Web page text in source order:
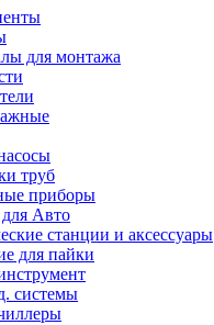
для монтажа
труб
приборы
Авто
станции и аксессуары
для пайки
системы